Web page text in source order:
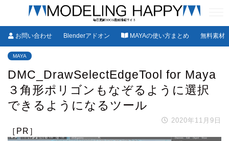
お問い合わせ Blenderアドオン MAYAの使い方まとめ 無料素材
MAYA
DMC_DrawSelectEdgeTool for Maya
３角形ポリゴンもなぞるように選択
できるようになるツール
2020年11月9日
［PR］